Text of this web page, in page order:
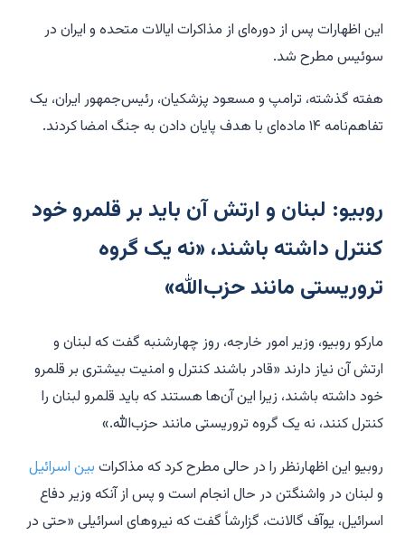
این اظهارات پس از دوره‌ای از مذاکرات ایالات متحده و ایران در
سوئیس مطرح شد.
هفته گذشته، ترامپ و مسعود پزشکیان، رئیس‌جمهور ایران، یک
تفاهم‌نامه ۱۴ ماده‌ای با هدف پایان دادن به جنگ امضا کردند.
روبیو: لبنان و ارتش آن باید بر قلمرو خود
کنترل داشته باشند، «نه یک گروه
تروریستی مانند حزب‌الله»
مارکو روبیو، وزیر امور خارجه، روز چهارشنبه گفت که لبنان و
ارتش آن نیاز دارند «قادر باشند کنترل و امنیت بیشتری بر قلمرو
خود داشته باشند، زیرا این آن‌ها هستند که باید قلمرو لبنان را
کنترل کنند، نه یک گروه تروریستی مانند حزب‌الله.»
روبیو این اظهارنظر را در حالی مطرح کرد که مذاکرات بین اسرائیل
و لبنان در واشنگتن در حال انجام است و پس از آنکه وزیر دفاع
اسرائیل، یوآف گالانت، گزارشاً گفت که نیروهای اسرائیلی «حتی در